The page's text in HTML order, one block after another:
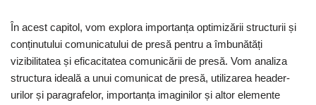
În acest capitol, vom explora importanța optimizării structurii și
conținutului comunicatului de presă pentru a îmbunătăți
vizibilitatea și eficacitatea comunicării de presă. Vom analiza
structura ideală a unui comunicat de presă, utilizarea header-
urilor și paragrafelor, importanța imaginilor și altor elemente